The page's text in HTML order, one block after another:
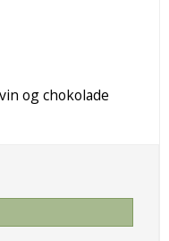
og chokolade